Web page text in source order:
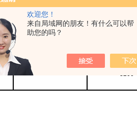
欢迎您！
来自局域网的朋友！有什么可以帮
助您的吗？
18-22
1200
3200